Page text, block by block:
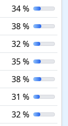
34 %
38 %
32 %
35 %
38 %
31 %
32 %